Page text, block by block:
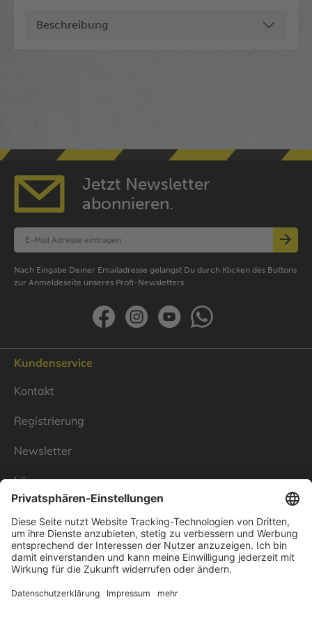
Beschreibung
Jetzt Newsletter
abonnieren.
Nach Eingabe Deiner Emailadresse gelangst Du durch Klicken des Buttons
zur Anmeldeseite unseres Profi-Newsletters.
Kundenservice
Kontakt
Registrierung
Newsletter
Lösungen
Über Linnenbecker
Unsere Standorte
Unternehmen